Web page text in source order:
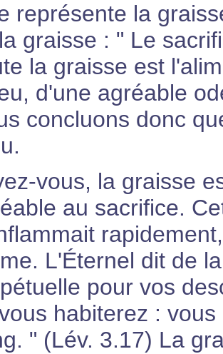
représente la
graisse : " Le
la graisse est
d'une agréable
concluons donc
vous, la graisse
au sacrifice.
L'Éternel dit de
pour vos
habiterez :
" (Lév. 3.17) La